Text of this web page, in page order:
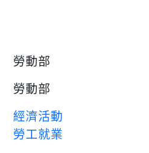
勞動部
勞動部
經濟活動
勞工就業